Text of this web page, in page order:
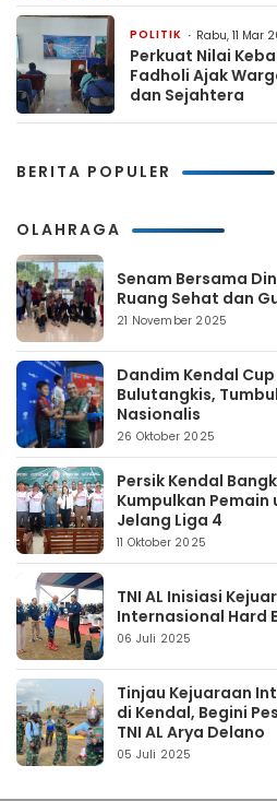
POLITIK Rabu, 11 Mar
Perkuat Nilai
Fadholi Ajak
dan Sejahtera
BERITA POPULER
OLAHRAGA
Senam Bersama
Ruang Sehat dan
21 November 2025
Dandim Kendal
Bulutangkis,
Nasionalis
26 Oktober 2025
Persik Kendal
Kumpulkan
Jelang Liga 4
11 Oktober 2025
TNI AL Inisiasi
Internasional Hard
06 Juli 2025
Tinjau Kejuaraan
di Kendal, Begini
TNI AL Arya Delano
05 Juli 2025